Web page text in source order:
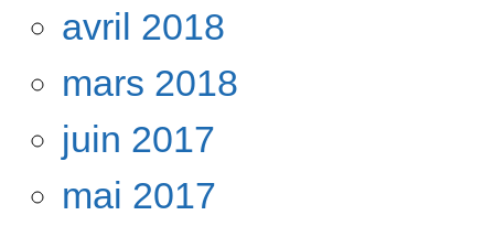
avril 2018
mars 2018
juin 2017
mai 2017